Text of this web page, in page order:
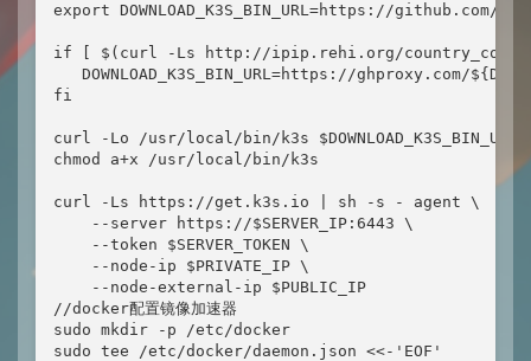
export DOWNLOAD_K3S_BIN_URL=https://
if [ $(curl -Ls http://ipip.rehi.org/country_code)
DOWNLOAD_K3S_BIN_URL=https://ghproxy.com/
fi
curl -Lo /usr/local/bin/k3s $DOWNLOAD_K3S_BIN_URL
chmod a+x /usr/local/bin/k3s
curl -Ls https://get.k3s.io | sh -s - agent \
    --server https://$SERVER_IP:6443 \
    --token $SERVER_TOKEN \
    --node-ip $PRIVATE_IP \
    --node-external-ip $PUBLIC_IP
//docker配置镜像加速器
sudo mkdir -p /etc/docker
sudo tee /etc/docker/daemon.json <<-'EOF'